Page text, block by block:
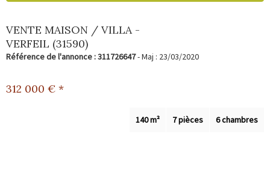
Vendez votre bien
Alerte immo
Gestion
VENTE MAISON / VILLA -
VERFEIL (31590)
Référence de l'annonce : 311726647- Maj : 23/03/2020
312 000 € *
6 chambres
7 pièces
140 m²